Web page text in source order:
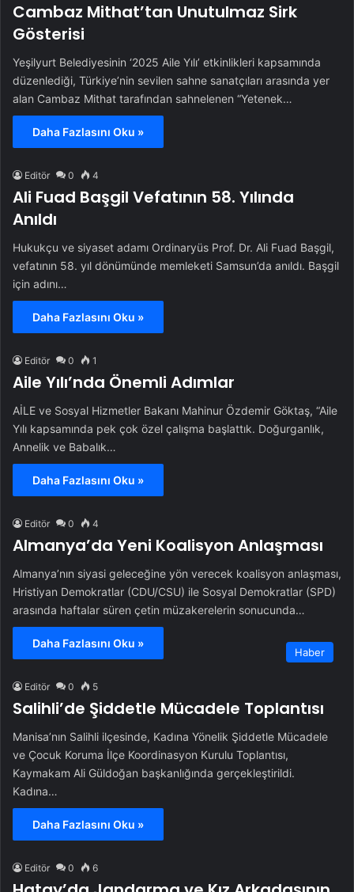
Cambaz Mithat’tan Unutulmaz Sirk
Gösterisi
Yeşilyurt Belediyesinin ‘2025 Aile Yılı’ etkinlikleri kapsamında
düzenlediği, Türkiye’nin sevilen sahne sanatçıları arasında yer
alan Cambaz Mithat tarafından sahnelenen “Yetenek…
Daha Fazlasını Oku »
Editör 0 4
Ali Fuad Başgil Vefatının 58. Yılında
Anıldı
Hukukçu ve siyaset adamı Ordinaryüs Prof. Dr. Ali Fuad Başgil,
vefatının 58. yıl dönümünde memleketi Samsun’da anıldı. Başgil
için adını…
Daha Fazlasını Oku »
Editör 0 1
Aile Yılı’nda Önemli Adımlar
AİLE ve Sosyal Hizmetler Bakanı Mahinur Özdemir Göktaş, “Aile
Yılı kapsamında pek çok özel çalışma başlattık. Doğurganlık,
Annelik ve Babalık…
Daha Fazlasını Oku »
Editör 0 4
Almanya’da Yeni Koalisyon Anlaşması
Almanya’nın siyasi geleceğine yön verecek koalisyon anlaşması,
Hristiyan Demokratlar (CDU/CSU) ile Sosyal Demokratlar (SPD)
arasında haftalar süren çetin müzakerelerin sonucunda…
Daha Fazlasını Oku »
Haber
Editör 0 5
Salihli’de Şiddetle Mücadele Toplantısı
Manisa’nın Salihli ilçesinde, Kadına Yönelik Şiddetle Mücadele
ve Çocuk Koruma İlçe Koordinasyon Kurulu Toplantısı,
Kaymakam Ali Güldoğan başkanlığında gerçekleştirildi.
Kadına…
Daha Fazlasını Oku »
Editör 0 6